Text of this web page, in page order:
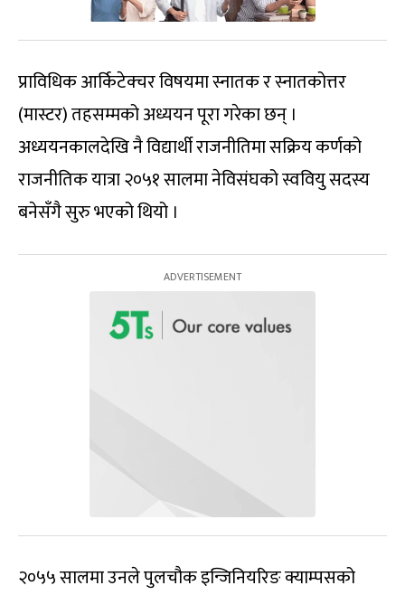
प्राविधिक आर्किटेक्चर विषयमा स्नातक र स्नातकोत्तर
(मास्टर) तहसम्मको अध्ययन पूरा गरेका छन् ।
अध्ययनकालदेखि नै विद्यार्थी राजनीतिमा सक्रिय कर्णको
राजनीतिक यात्रा २०५१ सालमा नेविसंघको स्ववियु सदस्य
बनेसँगै सुरु भएको थियो ।
२०५५ सालमा उनले पुलचौक इन्जिनियरिङ क्याम्पसको